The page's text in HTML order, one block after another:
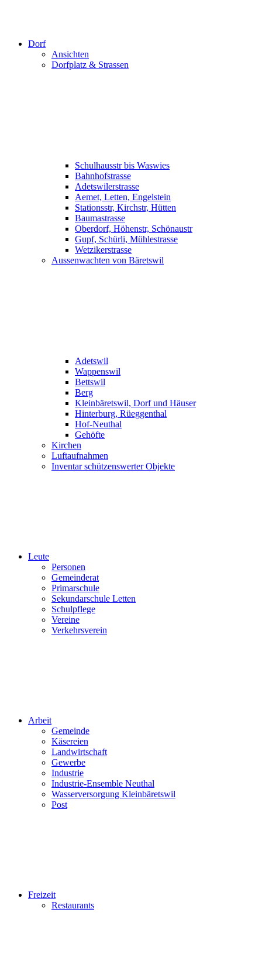
Dorf
Ansichten
Dorfplatz & Strassen
Schulhausstr bis Waswies
Bahnhofstrasse
Adetswilerstrasse
Aemet, Letten, Engelstein
Stationsstr, Kirchstr, Hütten
Baumastrasse
Oberdorf, Höhenstr, Schönaustr
Gupf, Schürli, Mühlestrasse
Wetzikerstrasse
Aussenwachten von Bäretswil
Adetswil
Wappenswil
Bettswil
Berg
Kleinbäretswil, Dorf und Häuser
Hinterburg, Rüeggenthal
Hof-Neuthal
Gehöfte
Kirchen
Luftaufnahmen
Inventar schützenswerter Objekte
Leute
Personen
Gemeinderat
Primarschule
Sekundarschule Letten
Schulpflege
Vereine
Verkehrsverein
Arbeit
Gemeinde
Käsereien
Landwirtschaft
Gewerbe
Industrie
Industrie-Ensemble Neuthal
Wasserversorgung Kleinbäretswil
Post
Freizeit
Restaurants